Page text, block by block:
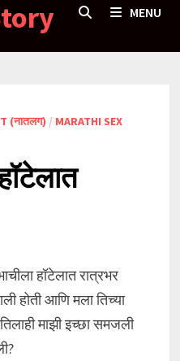
MENU
(नातलग) / MARATHI SEX
हॉटेलात रात्रभर
होती आणि मला तिच्या
माझी इच्छा समजली